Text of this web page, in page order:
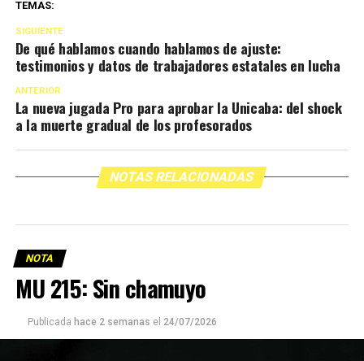
TEMAS:
SIGUIENTE
De qué hablamos cuando hablamos de ajuste:
testimonios y datos de trabajadores estatales en lucha
ANTERIOR
La nueva jugada Pro para aprobar la Unicaba: del shock
a la muerte gradual de los profesorados
NOTAS RELACIONADAS
NOTA
MU 215: Sin chamuyo
Publicada hace 2 semanas el 24/07/2026